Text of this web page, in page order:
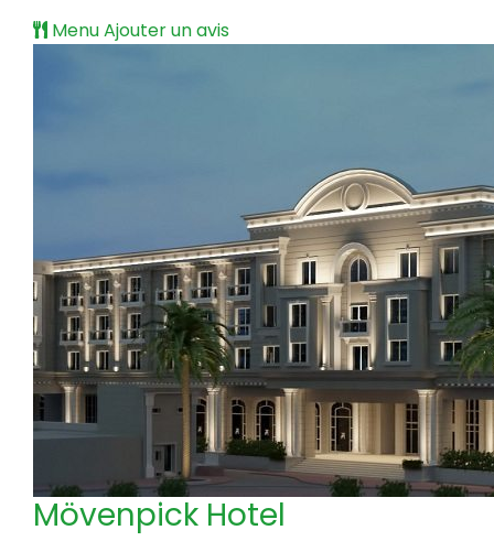
MenuAjouter un avis
Mövenpick Hotel